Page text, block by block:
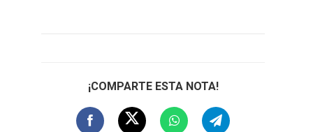
¡COMPARTE ESTA NOTA!